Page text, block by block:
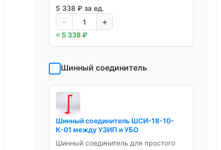
5 338 ₽ за ед.
- +
= 5 338 ₽
Шинный соединитель
Шинный соединитель ШСИ-18-10-
К-01 между УЗИП и УБО
Шинный соединитель для простого